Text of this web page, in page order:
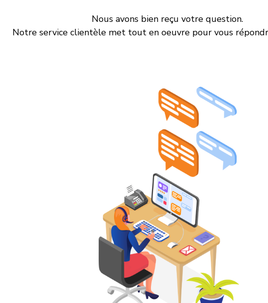
Nous avons bien reçu votre question.
Notre service clientèle met tout en oeuvre pour vous